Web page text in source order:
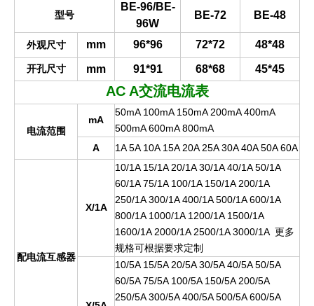
型号
BE-96/BE-
96W
BE-72 BE-48
外观尺寸 mm 96*96 72*72 48*48
开孔尺寸 mm 91*91 68*68 45*45
AC A交流电流表
电流范围
mA
50mA 100mA 150mA 200mA 400mA
500mA 600mA 800mA
A
1A 5A 10A 15A 20A 25A 30A 40A 50A 60A
配电流互感器
X/1A
10/1A 15/1A 20/1A 30/1A 40/1A 50/1A
60/1A 75/1A 100/1A 150/1A 200/1A
250/1A 300/1A 400/1A 500/1A 600/1A
800/1A 1000/1A 1200/1A 1500/1A
1600/1A 2000/1A 2500/1A 3000/1A 更多
规格可根据要求定制
10/5A 15/5A 20/5A 30/5A 40/5A 50/5A
60/5A 75/5A 100/5A 150/5A 200/5A
250/5A 300/5A 400/5A 500/5A 600/5A